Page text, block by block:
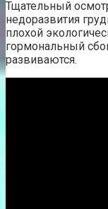
Тщательный
недоразвития
плохой
гормональный
развиваются.